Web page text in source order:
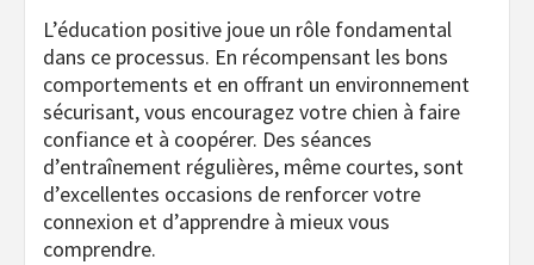
L’éducation positive joue un rôle fondamental
dans ce processus. En récompensant les bons
comportements et en offrant un environnement
sécurisant, vous encouragez votre chien à faire
confiance et à coopérer. Des séances
d’entraînement régulières, même courtes, sont
d’excellentes occasions de renforcer votre
connexion et d’apprendre à mieux vous
comprendre.